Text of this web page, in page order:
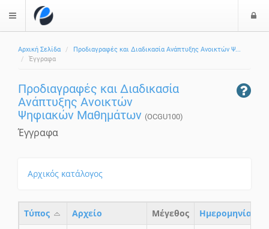
$langMenu
Αρχική Σελίδα
Προδιαγραφές και Διαδικασία Ανάπτυξης Ανοικτών Ψ...
Έγγραφα
Προδιαγραφές και Διαδικασία
Ανάπτυξης Ανοικτών
Ψηφιακών Μαθημάτων (OCGU100)
Έγγραφα
Αρχικός κατάλογος
Τύπος Aρχείο Μέγεθος
Ημερομηνία